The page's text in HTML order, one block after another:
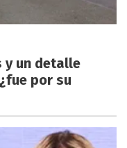
y un detalle
por su